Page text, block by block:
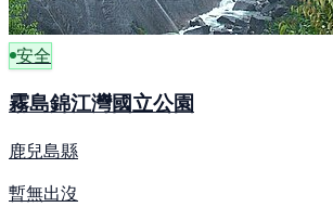
安全
霧島錦江灣國立公園
鹿兒島縣
暫無出沒